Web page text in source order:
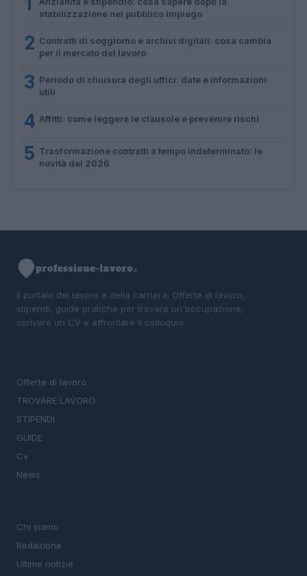
stabilizzazione nel pubblico impiego
2 Contratti di soggiorno e archivi digitali: cosa cambia
per il mercato del lavoro
3 Periodo di chiusura degli uffici: date e informazioni
utili
4 Affitti: come leggere le clausole e prevenire rischi
5 Trasformazione contratti a tempo indeterminato: le
novità del 2026
Il portale del lavoro e della carriera. Offerte di lavoro,
stipendi, guide pratiche per trovare un'occupazione,
scrivere un CV e affrontare il colloquio.
Offerte di lavoro
TROVARE LAVORO
STIPENDI
GUIDE
Cv
News
Chi siamo
Redazione
Ultime notizie